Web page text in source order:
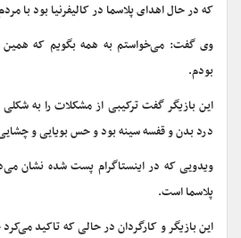
که در حال اهدای پلاسما در کالیفرنیا بود با
وی گفت: می‌خواستم به همه بگویم که
بودم.
این بازیگر گفت ترکیبی از مشکلات را به
درد بدن و قفسه سینه بود و حس بویایی و
ویدویی که در اینستاگرام پست شده نشان
پلاسما است.
این بازیگر و کارگردان در حالی که تاکید